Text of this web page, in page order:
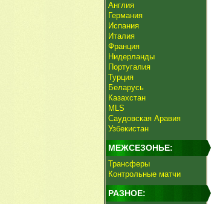
Англия
Германия
Испания
Италия
Франция
Нидерланды
Португалия
Турция
Беларусь
Казахстан
MLS
Саудовская Аравия
Узбекистан
МЕЖСЕЗОНЬЕ:
Трансферы
Контрольные матчи
РАЗНОЕ: